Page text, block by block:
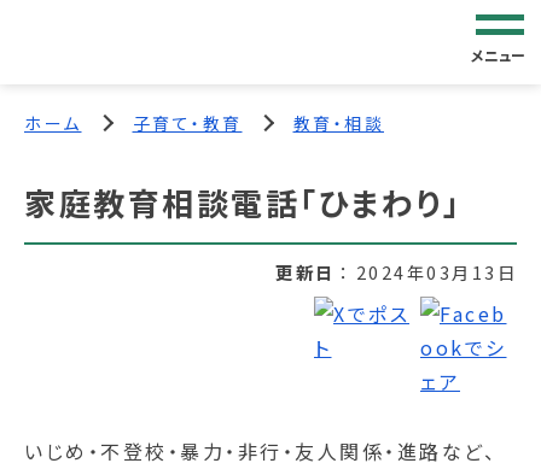
メニュー
ホーム 子育て・教育 教育・相談
家庭教育相談電話「ひまわり」
更新日 2024年03月13日
いじめ・不登校・暴力・非行・友人関係・進路など、